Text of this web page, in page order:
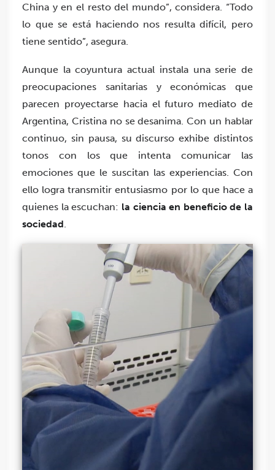
China y en el resto del mundo”, considera. “Todo
lo que se está haciendo nos resulta difícil, pero
tiene sentido”, asegura.
Aunque la coyuntura actual instala una serie de
preocupaciones sanitarias y económicas que
parecen proyectarse hacia el futuro mediato de
Argentina, Cristina no se desanima. Con un hablar
continuo, sin pausa, su discurso exhibe distintos
tonos con los que intenta comunicar las
emociones que le suscitan las experiencias. Con
ello logra transmitir entusiasmo por lo que hace a
quienes la escuchan: la ciencia en beneficio de la
sociedad.